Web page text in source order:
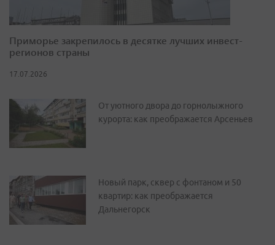
Приморье закрепилось в десятке лучших инвест-
регионов страны
17.07.2026
От уютного двора до горнолыжного
курорта: как преображается Арсеньев
Новый парк, сквер с фонтаном и 50
квартир: как преображается
Дальнегорск